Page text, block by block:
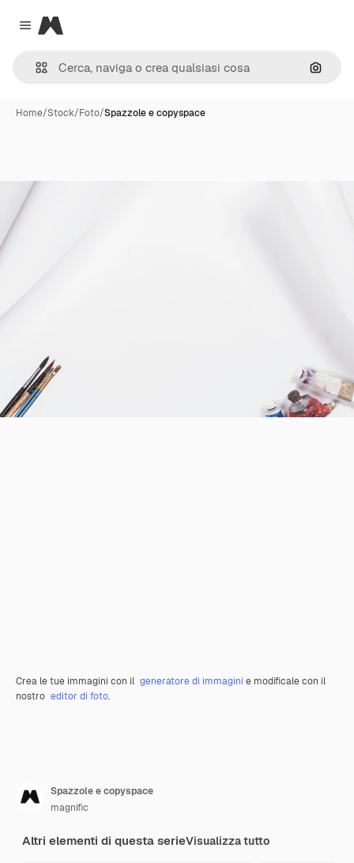
Close menu
Magnific
Cerca
Home/Stock/Foto/Spazzole e copyspace
Crea le tue immagini con il generatore di immagini e modificale con il
nostro editor di foto.
Spazzole e copyspace
magnific
Altri elementi di questa serieVisualizza tutto